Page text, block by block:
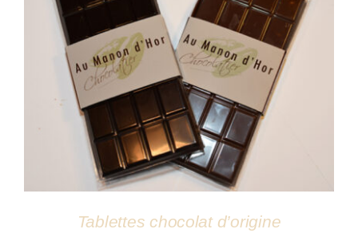
DÉTAILS
Tablettes chocolat d’origine